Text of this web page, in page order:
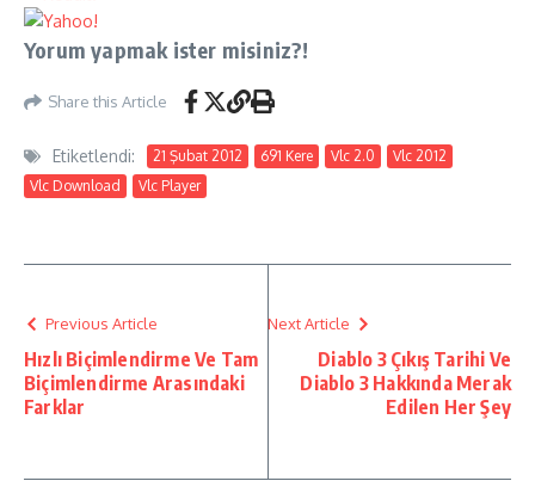
Yorum yapmak ister misiniz?!
Share this Article
Etiketlendi: 21 Şubat 2012 691 Kere Vlc 2.0
Vlc 2012
Vlc Download
Vlc Player
Previous Article
Hızlı Biçimlendirme Ve Tam
Biçimlendirme Arasındaki
Farklar
Next Article
Diablo 3 Çıkış Tarihi Ve
Diablo 3 Hakkında Merak
Edilen Her Şey